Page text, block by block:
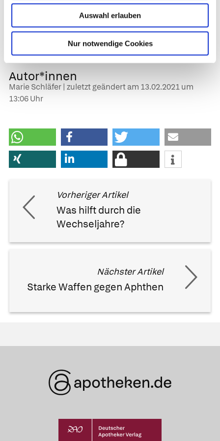
Auswahl erlauben
Nur notwendige Cookies
schwarze Johannisbeeren sind reich an
Anthocyanen und Mineralstoffen.
Verbraucherzentrale,DGE
Autor*innen
Marie Schläfer | zuletzt geändert am 13.02.2021um
13:06 Uhr
Vorheriger Artikel
Was hilft durch die
Wechseljahre?
Nächster Artikel
Starke Waffen gegen Aphthen